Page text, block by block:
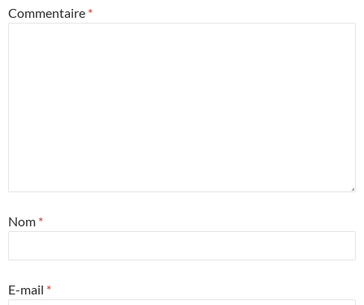
Commentaire *
Nom *
E-mail *